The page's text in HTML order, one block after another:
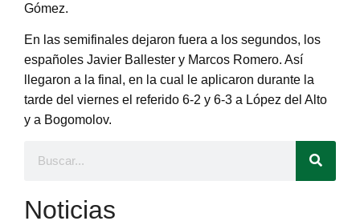
Gómez.
En las semifinales dejaron fuera a los segundos, los
españoles Javier Ballester y Marcos Romero. Así
llegaron a la final, en la cual le aplicaron durante la
tarde del viernes el referido 6-2 y 6-3 a López del Alto
y a Bogomolov.
Noticias